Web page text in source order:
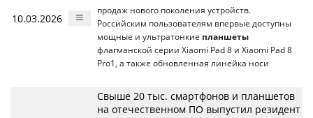
10.03.2026
продаж нового поколения устройств.
Российским пользователям впервые доступны
мощные и ультратонкие планшеты
флагманской серии Xiaomi Pad 8 и Xiaomi Pad 8
Pro1, а также обновленная линейка носи
Свыше 20 тыс. смартфонов и планшетов
на отечественном ПО выпустил резидент